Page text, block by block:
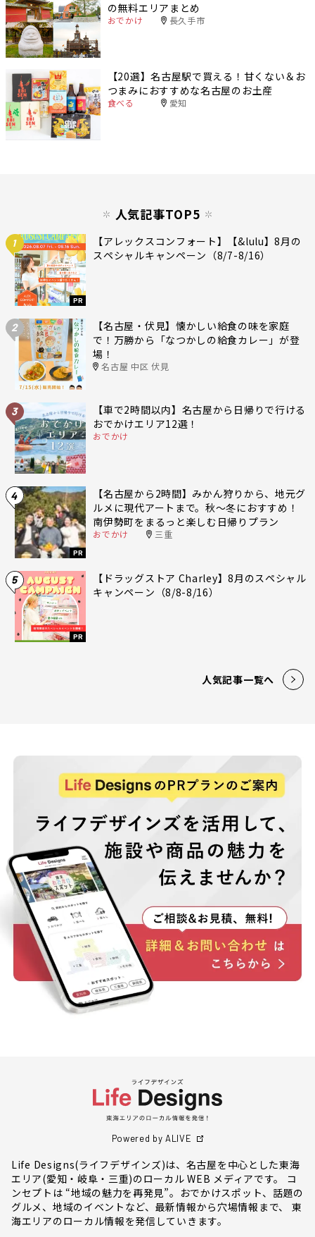
の無料エリアまとめ
おでかけ 長久手市
【20選】名古屋駅で買える！甘くない＆お
つまみにおすすめな名古屋のお土産
食べる 愛知
人気記事TOP5
1
PR
【アレックスコンフォート】【&lulu】8月の
スペシャルキャンペーン（8/7-8/16）
2
【名古屋・伏見】懐かしい給食の味を家庭
で！万勝から「なつかしの給食カレー」が登
場！
名古屋 中区 伏見
3
【車で2時間以内】名古屋から日帰りで行ける
おでかけエリア12選！
おでかけ
4
PR
【名古屋から2時間】みかん狩りから、地元グ
ルメに現代アートまで。秋〜冬におすすめ！
南伊勢町をまるっと楽しむ日帰りプラン
おでかけ 三重
5
PR
【ドラッグストア Charley】8月のスペシャル
キャンペーン（8/8-8/16）
人気記事一覧へ
Powered by ALIVE
Life Designs(ライフデザインズ)は、名古屋を中心とした東海
エリア(愛知・岐阜・三重)のローカル WEB メディアです。 コ
ンセプトは “地域の魅力を再発見”。おでかけスポット、話題の
グルメ、地域のイベントなど、最新情報から穴場情報まで、 東
海エリアのローカル情報を発信していきます。